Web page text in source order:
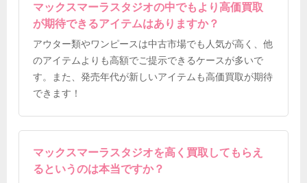
マックスマーラスタジオの中でもより高価買取
が期待できるアイテムはありますか？
アウター類やワンピースは中古市場でも人気が高く、他
のアイテムよりも高額でご提示できるケースが多いで
す。また、発売年代が新しいアイテムも高価買取が期待
できます！
マックスマーラスタジオを高く買取してもらえ
るというのは本当ですか？